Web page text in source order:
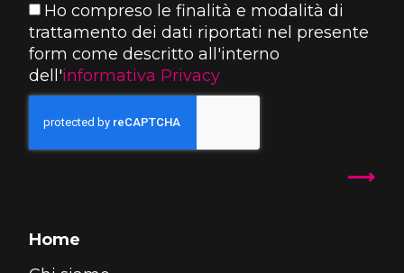
Ho compreso le finalità e modalità di
trattamento dei dati riportati nel presente
form come descritto all'interno
dell'informativa Privacy
Home